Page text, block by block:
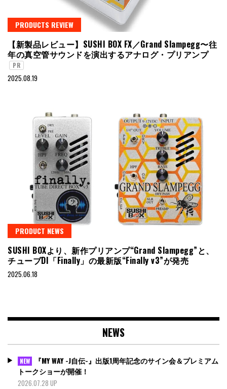
PRODUCTS REVIEW
【新製品レビュー】SUSHI BOX FX／Grand Slampegg〜往
年の真空管サウンドを演出するアナログ・プリアンプ
PR
2025.08.19
PRODUCT NEWS
SUSHI BOXより、新作プリアンプ“Grand Slampegg”と、
チューブDI「Finally」の最新版“Finally v3”が発売
2025.06.18
NEWS
NEW
『MY WAY -J自伝-』出版1周年記念のサイン会＆プレミアム
トークショーが開催！
2026.07.28 UP